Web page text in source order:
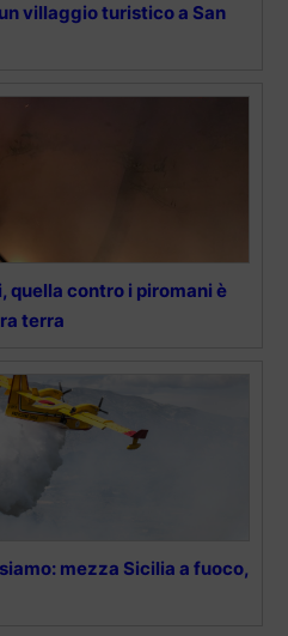
villaggio turistico a San
quella contro i piromani è
terra
mezza Sicilia a fuoco,